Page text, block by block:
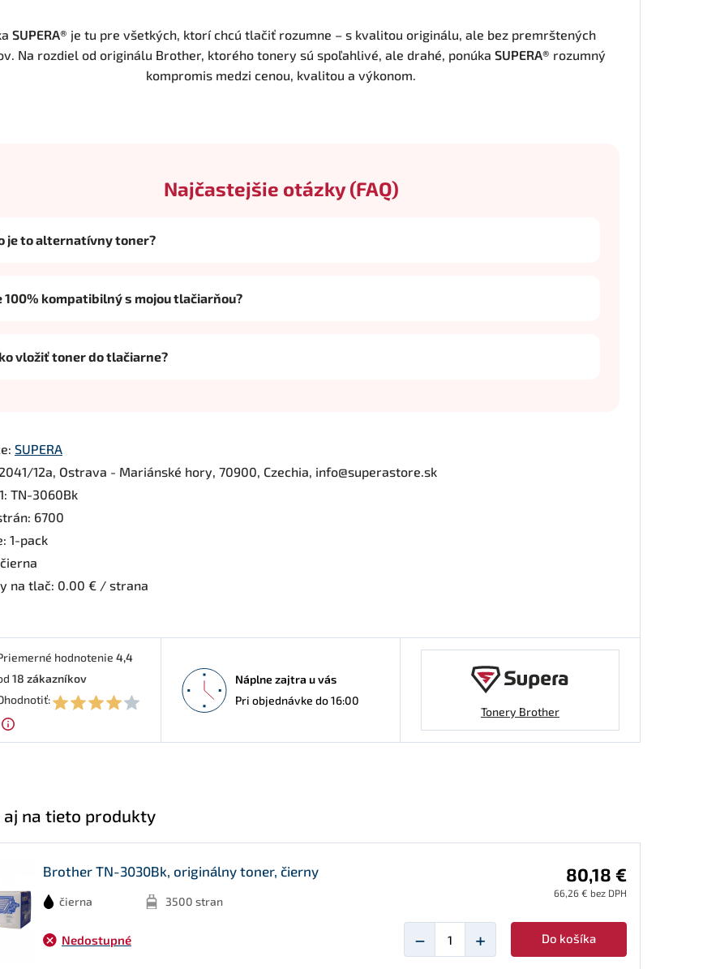
SUPERA® je tu pre všetkých, ktorí chcú tlačiť rozumne – s kvalitou originálu, ale bez premrštených
Na rozdiel od originálu Brother, ktorého tonery sú spoľahlivé, ale drahé, ponúka SUPERA® rozumný
kompromis medzi cenou, kvalitou a výkonom.
Najčastejšie otázky (FAQ)
je to alternatívny toner?
100% kompatibilný s mojou tlačiarňou?
vložiť toner do tlačiarne?
SUPERA
12a, Ostrava - Mariánské hory, 70900, Czechia, info@superastore.sk
TN-3060Bk
6700
1-pack
na tlač: 0.00 € / strana
hodnotenie4,4
18 zákazníkov
Náplne zajtra u vás
Pri objednávke do 16:00
Tonery Brother
aj na tieto produkty
Brother TN-3030Bk, originálny toner, čierny
čierna 3500 stran
80,18 €
66,26 € bez DPH
Nedostupné − + Do košíka